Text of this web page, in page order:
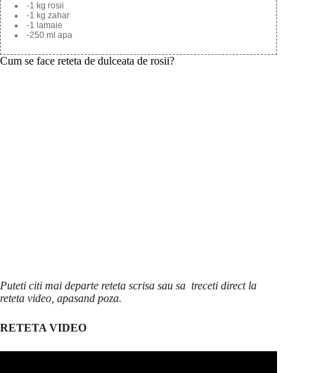
-1 kg rosii
-1 kg zahar
-1 lamaie
-250 ml apa
Cum se face reteta de dulceata de rosii?
Puteti citi mai departe reteta scrisa sau sa treceti direct la
reteta video, apasand poza.
RETETA VIDEO